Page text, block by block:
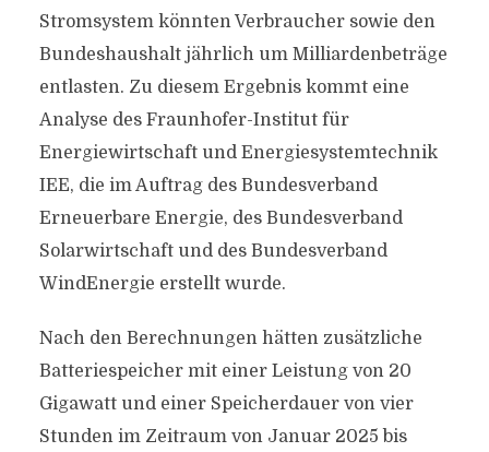
Stromsystem könnten Verbraucher sowie den
Bundeshaushalt jährlich um Milliardenbeträge
entlasten. Zu diesem Ergebnis kommt eine
Analyse des Fraunhofer-Institut für
Energiewirtschaft und Energiesystemtechnik
IEE, die im Auftrag des Bundesverband
Erneuerbare Energie, des Bundesverband
Solarwirtschaft und des Bundesverband
WindEnergie erstellt wurde.
Nach den Berechnungen hätten zusätzliche
Batteriespeicher mit einer Leistung von 20
Gigawatt und einer Speicherdauer von vier
Stunden im Zeitraum von Januar 2025 bis